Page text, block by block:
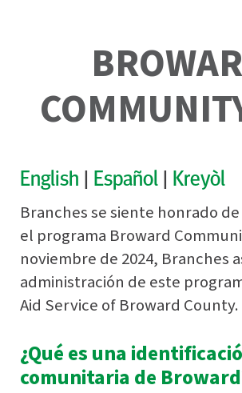
English Español Kreyòl
Branches se siente honrado
el programa Broward
noviembre de 2024, Branches
administración de este
Aid Service of Broward County.
¿Qué es una
comunitaria de